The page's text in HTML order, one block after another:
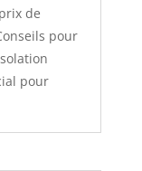
de
pour
pour